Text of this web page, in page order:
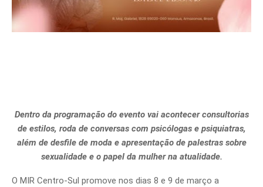
Dentro da programação do evento vai acontecer consultorias
de estilos, roda de conversas com psicólogas e psiquiatras,
além de desfile de moda e apresentação de palestras sobre
sexualidade e o papel da mulher na atualidade.
O MIR Centro-Sul promove nos dias 8 e 9 de março a